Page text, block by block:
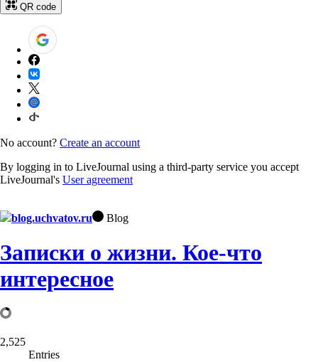
QR code
No account? Create an account
By logging in to LiveJournal using a third-party service you accept
LiveJournal's User agreement
blog.uchvatov.ru Blog
Записки о жизни. Кое-что
интересное
2,525
Entries